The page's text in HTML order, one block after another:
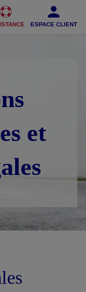
de page
ESPACE CLIENT
et